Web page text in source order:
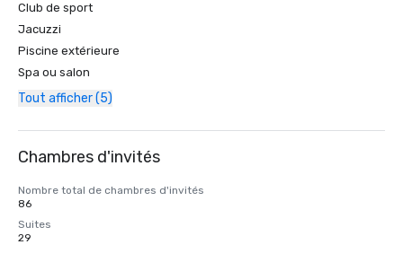
Club de sport
Jacuzzi
Piscine extérieure
Spa ou salon
Tout afficher (5)
Chambres d'invités
Nombre total de chambres d'invités
86
Suites
29